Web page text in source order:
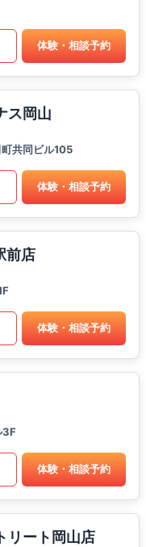
体験・相談予約
ス岡山
共同ビル105
体験・相談予約
前店
体験・相談予約
3F
体験・相談予約
リート岡山店